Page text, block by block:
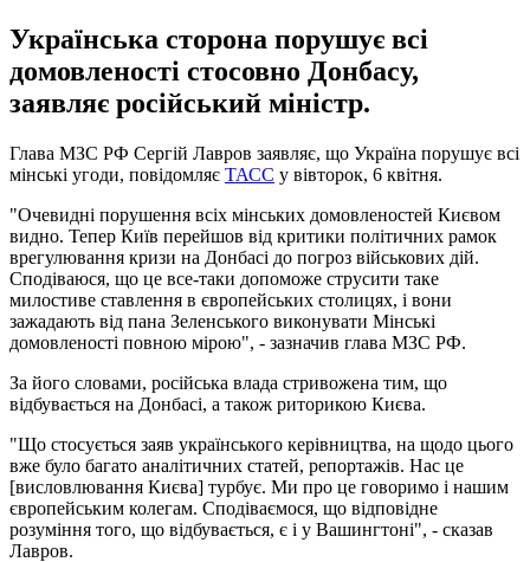
Українська сторона порушує всі
домовленості стосовно Донбасу,
заявляє російський міністр.
Глава МЗС РФ Сергій Лавров заявляє, що Україна порушує всі
мінські угоди, повідомляє ТАСС у вівторок, 6 квітня.
"Очевидні порушення всіх мінських домовленостей Києвом
видно. Тепер Київ перейшов від критики політичних рамок
врегулювання кризи на Донбасі до погроз військових дій.
Сподіваюся, що це все-таки допоможе струсити таке
милостиве ставлення в європейських столицях, і вони
зажадають від пана Зеленського виконувати Мінські
домовленості повною мірою", - зазначив глава МЗС РФ.
За його словами, російська влада стривожена тим, що
відбувається на Донбасі, а також риторикою Києва.
"Що стосується заяв українського керівництва, на щодо цього
вже було багато аналітичних статей, репортажів. Нас це
[висловлювання Києва] турбує. Ми про це говоримо і нашим
європейським колегам. Сподіваємося, що відповідне
розуміння того, що відбувається, є і у Вашингтоні", - сказав
Лавров.